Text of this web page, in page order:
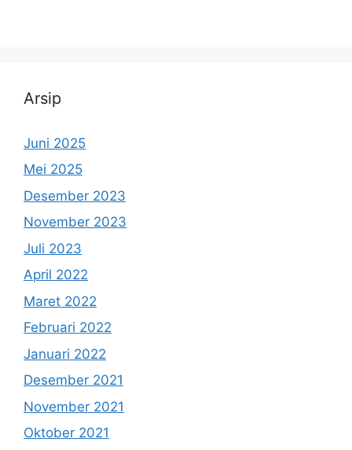
Arsip
Juni 2025
Mei 2025
Desember 2023
November 2023
Juli 2023
April 2022
Maret 2022
Februari 2022
Januari 2022
Desember 2021
November 2021
Oktober 2021